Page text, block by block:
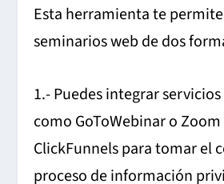
Esta herramienta te
seminarios web de dos
1.- Puedes integrar
como GoToWebinar o
ClickFunnels para tomar el
proceso de información